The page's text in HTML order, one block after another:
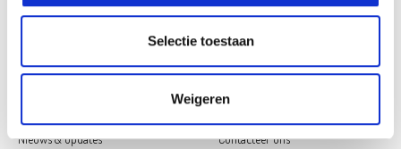
Selectie toestaan
Weigeren
Oh'Green
Nieuws & updates
Contact
Openingsuren
Contacteer ons
Follow us on social media